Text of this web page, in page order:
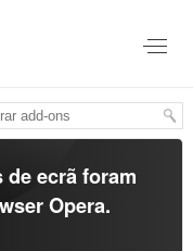
ecrã foram
Opera.